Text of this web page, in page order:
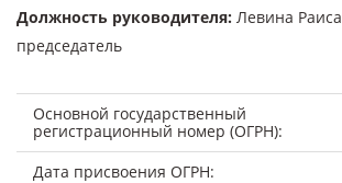
Должность руководителя: Левина
председатель
Основной государственный
регистрационный номер (ОГРН):
Дата присвоения ОГРН: